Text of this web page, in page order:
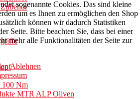
100 Nm
MTR ALP Oliven
sogenannte Cookies. Das sind kleine
um es Ihnen zu ermöglichen den Shop
können wir dadurch Statistiken
Seite. Bitte beachten Sie, dass bei einer
mehr alle Funktionalitäten der Seite zur
Ablehnen